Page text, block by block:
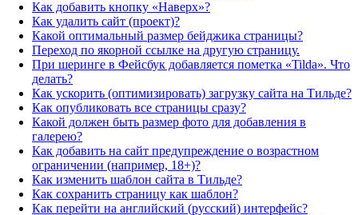
Как добавить кнопку «Наверх»?
Как удалить сайт (проект)?
Какой оптимальный размер бейджика страницы?
Переход по якорной ссылке на другую страницу.
При шеринге в Фейсбук добавляется пометка «Tilda». Что
делать?
Как ускорить (оптимизировать) загрузку сайта на Тильде?
Как опубликовать все страницы сразу?
Какой должен быть размер фото для добавления в
галерею?
Как добавить на сайт предупреждение о возрастном
ограничении (например, 18+)?
Как изменить шаблон сайта в Тильде?
Как сохранить страницу как шаблон?
Как перейти на английский (русский) интерфейс?